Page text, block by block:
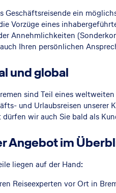
Geschäftsreisende ein
Vorzüge eines
Annehmlichkeiten
Ihren persönlichen
und global
sind Teil eines
und Urlaubsreisen
wir auch Sie bald als
Angebot im
liegen auf der Hand:
Reiseexperten vor Ort in